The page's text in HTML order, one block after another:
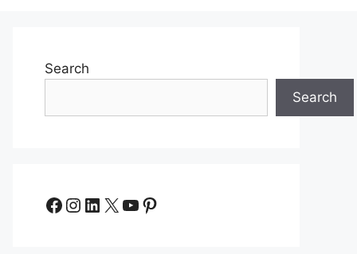
Search
Search
Facebook
Instagram
LinkedIn
X YouTube
Pinterest